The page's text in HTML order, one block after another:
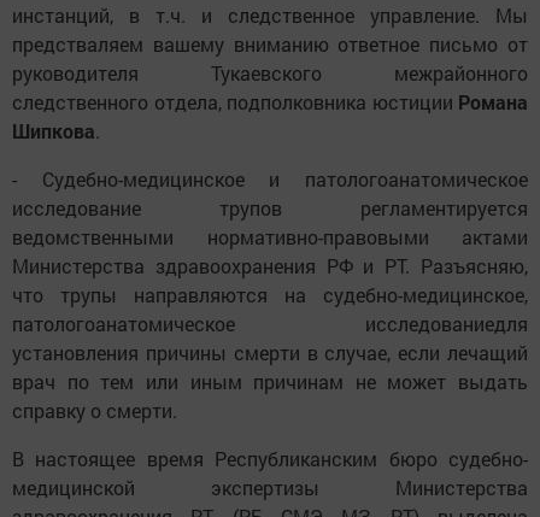
инстанций, в т.ч. и следственное управление. Мы
предстваляем вашему вниманию ответное письмо от
руководителя Тукаевского межрайонного
следственного отдела, подполковника юстиции Романа
Шипкова.
- Судебно-медицинское и патологоанатомическое
исследование трупов регламентируется
ведомственными нормативно-правовыми актами
Министерства здравоохранения РФ и РТ. Разъясняю,
что трупы направляются на судебно-медицинское,
патологоанатомическое исследованиедля
установления причины смерти в случае, если лечащий
врач по тем или иным причинам не может выдать
справку о смерти.
В настоящее время Республиканским бюро судебно-
медицинской экспертизы Министерства